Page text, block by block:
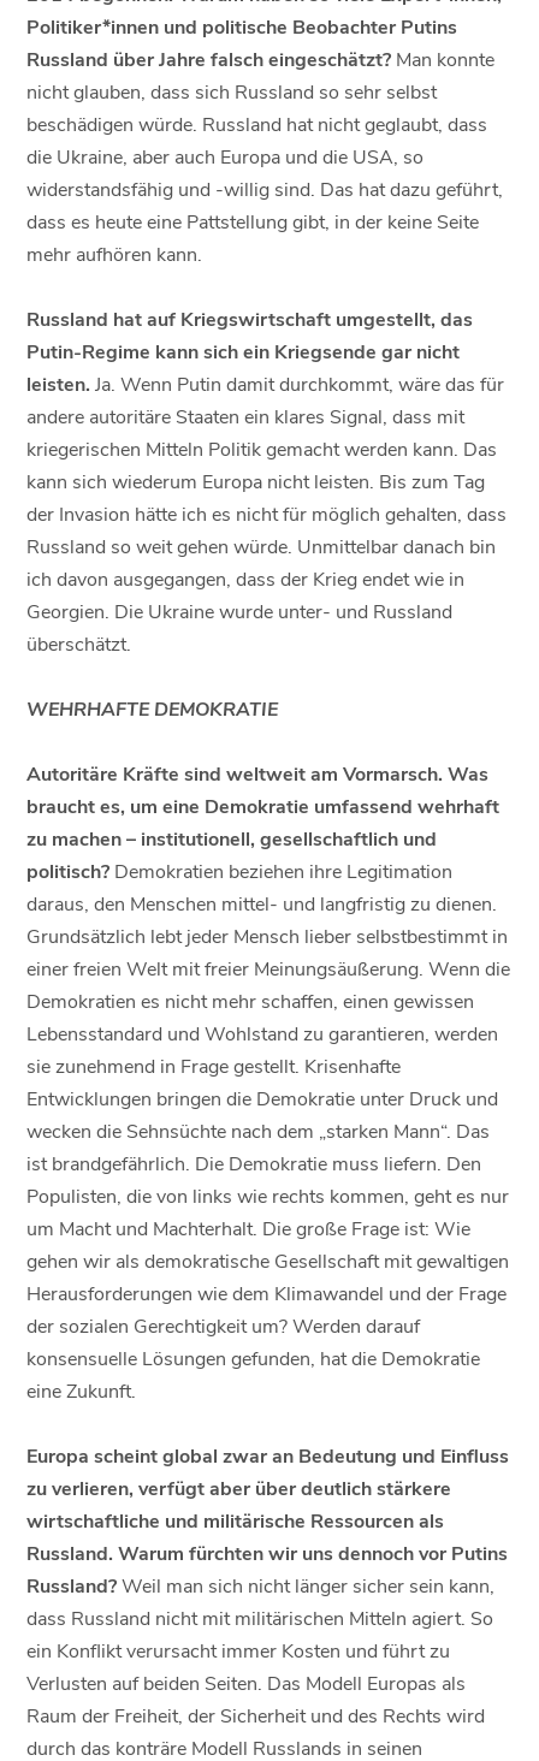
Politiker*innen und politische Beobachter Putins
Russland über Jahre falsch eingeschätzt? Man konnte
nicht glauben, dass sich Russland so sehr selbst
beschädigen würde. Russland hat nicht geglaubt, dass
die Ukraine, aber auch Europa und die USA, so
widerstandsfähig und -willig sind. Das hat dazu geführt,
dass es heute eine Pattstellung gibt, in der keine Seite
mehr aufhören kann.
Russland hat auf Kriegswirtschaft umgestellt, das
Putin-Regime kann sich ein Kriegsende gar nicht
leisten. Ja. Wenn Putin damit durchkommt, wäre das für
andere autoritäre Staaten ein klares Signal, dass mit
kriegerischen Mitteln Politik gemacht werden kann. Das
kann sich wiederum Europa nicht leisten. Bis zum Tag
der Invasion hätte ich es nicht für möglich gehalten, dass
Russland so weit gehen würde. Unmittelbar danach bin
ich davon ausgegangen, dass der Krieg endet wie in
Georgien. Die Ukraine wurde unter- und Russland
überschätzt.
WEHRHAFTE DEMOKRATIE
Autoritäre Kräfte sind weltweit am Vormarsch. Was
braucht es, um eine Demokratie umfassend wehrhaft
zu machen – institutionell, gesellschaftlich und
politisch? Demokratien beziehen ihre Legitimation
daraus, den Menschen mittel- und langfristig zu dienen.
Grundsätzlich lebt jeder Mensch lieber selbstbestimmt in
einer freien Welt mit freier Meinungsäußerung. Wenn die
Demokratien es nicht mehr schaffen, einen gewissen
Lebensstandard und Wohlstand zu garantieren, werden
sie zunehmend in Frage gestellt. Krisenhafte
Entwicklungen bringen die Demokratie unter Druck und
wecken die Sehnsüchte nach dem „starken Mann“. Das
ist brandgefährlich. Die Demokratie muss liefern. Den
Populisten, die von links wie rechts kommen, geht es nur
um Macht und Machterhalt. Die große Frage ist: Wie
gehen wir als demokratische Gesellschaft mit gewaltigen
Herausforderungen wie dem Klimawandel und der Frage
der sozialen Gerechtigkeit um? Werden darauf
konsensuelle Lösungen gefunden, hat die Demokratie
eine Zukunft.
Europa scheint global zwar an Bedeutung und Einfluss
zu verlieren, verfügt aber über deutlich stärkere
wirtschaftliche und militärische Ressourcen als
Russland. Warum fürchten wir uns dennoch vor Putins
Russland?Weil man sich nicht länger sicher sein kann,
dass Russland nicht mit militärischen Mitteln agiert. So
ein Konflikt verursacht immer Kosten und führt zu
Verlusten auf beiden Seiten. Das Modell Europas als
Raum der Freiheit, der Sicherheit und des Rechts wird
durch das konträre Modell Russlands in seinen